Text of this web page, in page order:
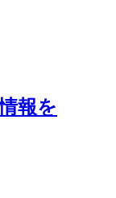
報を